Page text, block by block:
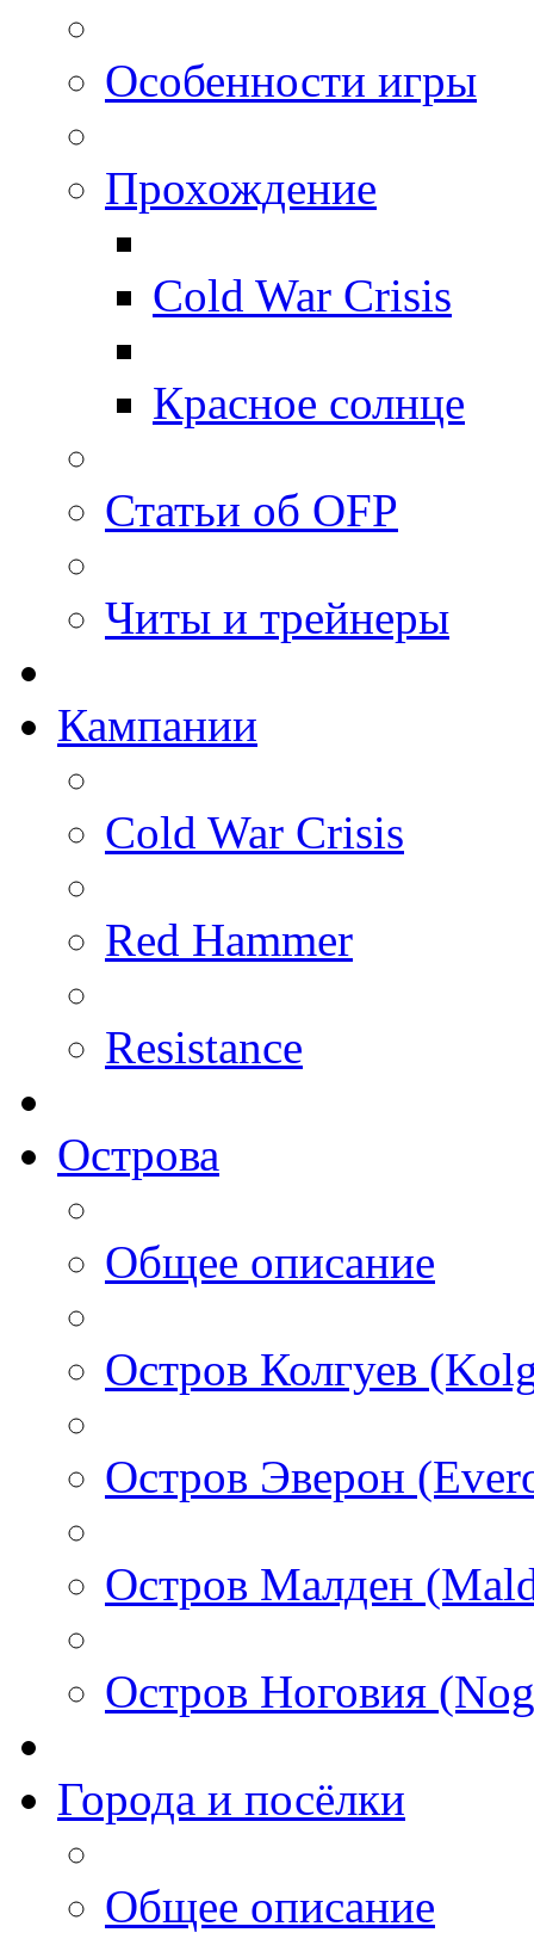
Особенности игры
Прохождение
Cold War Crisis
Красное солнце
Статьи об OFP
Читы и трейнеры
Кампании
Cold War Crisis
Red Hammer
Resistance
Острова
Общее описание
Остров Колгуев
Остров Эверон
Остров Малден
Остров Ноговия
Города и посёлки
Общее описание